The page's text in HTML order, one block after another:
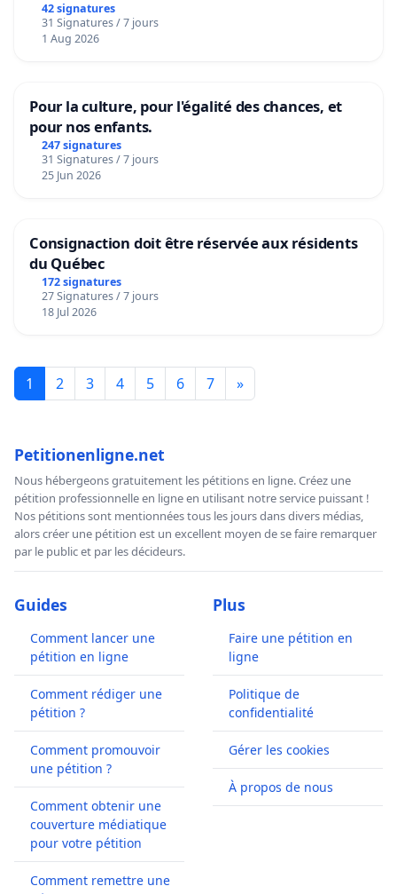
42 signatures
31 Signatures / 7 jours
1 Aug 2026
Pour la culture, pour l'égalité des chances, et
pour nos enfants.
247 signatures
31 Signatures / 7 jours
25 Jun 2026
Consignaction doit être réservée aux résidents
du Québec
172 signatures
27 Signatures / 7 jours
18 Jul 2026
1 2 3 4 5 6 7 »
Petitionenligne.net
Nous hébergeons gratuitement les pétitions en ligne. Créez une
pétition professionnelle en ligne en utilisant notre service puissant !
Nos pétitions sont mentionnées tous les jours dans divers médias,
alors créer une pétition est un excellent moyen de se faire remarquer
par le public et par les décideurs.
Guides
Comment lancer une
pétition en ligne
Comment rédiger une
pétition ?
Comment promouvoir
une pétition ?
Comment obtenir une
couverture médiatique
pour votre pétition
Comment remettre une
Plus
Faire une pétition en
ligne
Politique de
confidentialité
Gérer les cookies
À propos de nous